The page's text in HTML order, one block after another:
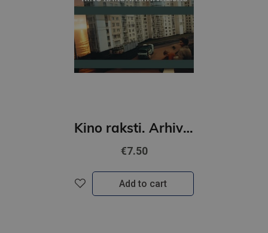
Kino raksti. Arhivālijas
€7.50
Add to cart